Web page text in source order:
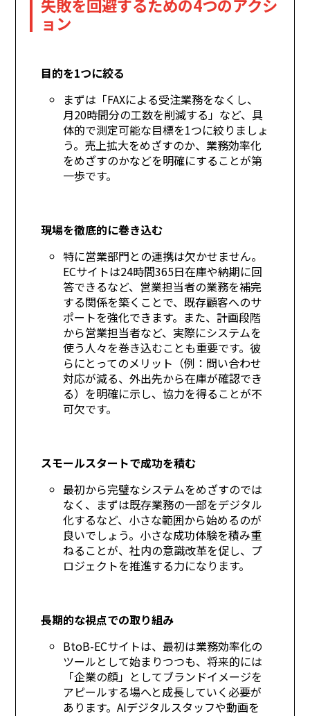
失敗を回避するための4つのアクシ
ョン
目的を1つに絞る
まずは「FAXによる受注業務をなくし、
月20時間分の工数を削減する」など、具
体的で測定可能な目標を1つに絞りましょ
う。売上拡大をめざすのか、業務効率化
をめざすのかなどを明確にすることが第
一歩です。
現場を徹底的に巻き込む
特に営業部門との連携は欠かせません。
ECサイトは24時間365日在庫や納期に回
答できるなど、営業担当者の業務を補完
する関係を築くことで、既存顧客へのサ
ポートを強化できます。また、計画段階
から営業担当者など、実際にシステムを
使う人々を巻き込むことも重要です。彼
らにとってのメリット（例：問い合わせ
対応が減る、外出先から在庫が確認でき
る）を明確に示し、協力を得ることが不
可欠です。
スモールスタートで成功を積む
最初から完璧なシステムをめざすのでは
なく、まずは既存業務の一部をデジタル
化するなど、小さな範囲から始めるのが
良いでしょう。小さな成功体験を積み重
ねることが、社内の意識改革を促し、プ
ロジェクトを推進する力になります。
長期的な視点での取り組み
BtoB-ECサイトは、最初は業務効率化の
ツールとして始まりつつも、将来的には
「企業の顔」としてブランドイメージを
アピールする場へと成長していく必要が
あります。AIデジタルスタッフや動画を